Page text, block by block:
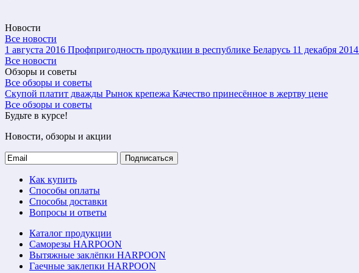
Новости
Все новости
1 августа 2016 Профпригодность продукции в республике Беларусь 11 декабря 2014
Все новости
Обзоры и советы
Все обзоры и советы
Скупой платит дважды Рынок крепежа Качество принесённое в жертву цене
Все обзоры и советы
Будьте в курсе!
Новости, обзоры и акции
Подписаться
Как купить
Способы оплаты
Способы доставки
Вопросы и ответы
Каталог продукции
Саморезы HARPOON
Вытяжные заклёпки HARPOON
Гаечные заклепки HARPOON